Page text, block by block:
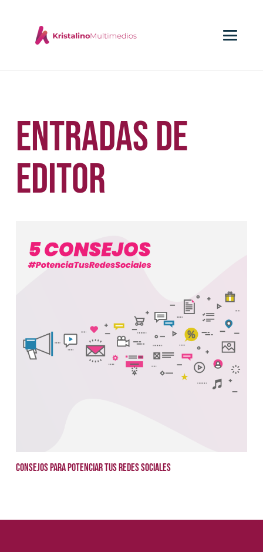
Entradas de
Editor
Consejos para potenciar tus redes sociales